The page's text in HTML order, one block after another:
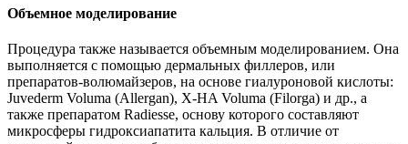
Объемное моделирование
Процедура также называется объемным моделированием. Она
выполняется с помощью дермальных филлеров, или
препаратов-волюмайзеров, на основе гиалуроновой кислоты:
Juvederm Voluma (Allergan), X-HA Voluma (Filorga) и др., а
также препаратом Radiesse, основу которого составляют
микросферы гидроксиапатита кальция. В отличие от